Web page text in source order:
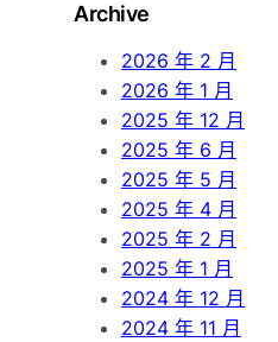
c
Archive
2026 年 2 月
2026 年 1 月
2025 年 12 月
2025 年 6 月
2025 年 5 月
2025 年 4 月
2025 年 2 月
2025 年 1 月
2024 年 12 月
2024 年 11 月